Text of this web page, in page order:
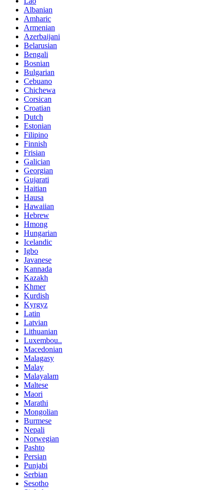
Albanian
Amharic
Armenian
Azerbaijani
Belarusian
Bengali
Bosnian
Bulgarian
Cebuano
Chichewa
Corsican
Croatian
Dutch
Estonian
Filipino
Finnish
Frisian
Galician
Georgian
Gujarati
Haitian
Hausa
Hawaiian
Hebrew
Hmong
Hungarian
Icelandic
Igbo
Javanese
Kannada
Kazakh
Khmer
Kurdish
Kyrgyz
Latin
Latvian
Lithuanian
Luxembou..
Macedonian
Malagasy
Malay
Malayalam
Maltese
Maori
Marathi
Mongolian
Burmese
Nepali
Norwegian
Pashto
Persian
Punjabi
Serbian
Sesotho